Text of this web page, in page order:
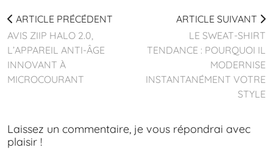
ARTICLE PRÉCÉDENT
AVIS ZIIP HALO 2.0,
L’APPAREIL ANTI-ÂGE
INNOVANT À
MICROCOURANT
ARTICLE SUIVANT
LE SWEAT-SHIRT
TENDANCE : POURQUOI IL
MODERNISE
INSTANTANÉMENT VOTRE
STYLE
Laissez un commentaire, je vous répondrai avec
plaisir !